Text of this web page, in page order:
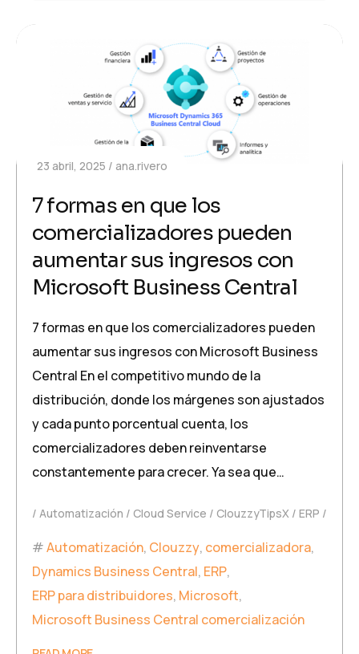
23 abril, 2025 ana.rivero
7 formas en que los
comercializadores pueden
aumentar sus ingresos con
Microsoft Business Central
7 formas en que los comercializadores pueden
aumentar sus ingresos con Microsoft Business
Central En el competitivo mundo de la
distribución, donde los márgenes son ajustados
y cada punto porcentual cuenta, los
comercializadores deben reinventarse
constantemente para crecer. Ya sea que…
Automatización Cloud Service ClouzzyTipsX ERP
Automatización, Clouzzy, comercializadora,
Dynamics Business Central, ERP,
ERP para distribuidores, Microsoft,
Microsoft Business Central comercialización